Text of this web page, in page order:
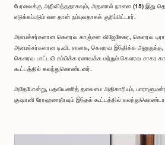
பேரவைக்கு அறிவித்ததாகவும், அதனால் நாளை (15) இது
எடுக்கப்படும் என தான் நம்புவதாகக் குறிப்பிட்டார்.
அமைச்சர்களான கௌரவ காஞ்சன விஜேசேகர, கௌரவ
அமைச்சர்களான டி.வி. சானக, கௌரவ இந்திக்க அனுருத்த,
கௌரவ பாட்டலி சம்பிக்க ரணவக்க மற்றும் கௌரவ சாகர
கூட்டத்தில் கலந்துகொண்டனர்.
அதேபோன்று, பதவியணித் தலைமை அதிகாரியும்,
குஷானி ரோஹணதீரவும் இந்தக் கூட்டத்தில்